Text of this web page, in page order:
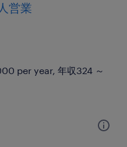
営業
per year, 年収324 ～